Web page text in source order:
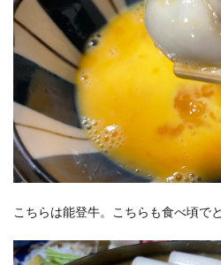
こちらは能登牛。こちらも食べ頃で